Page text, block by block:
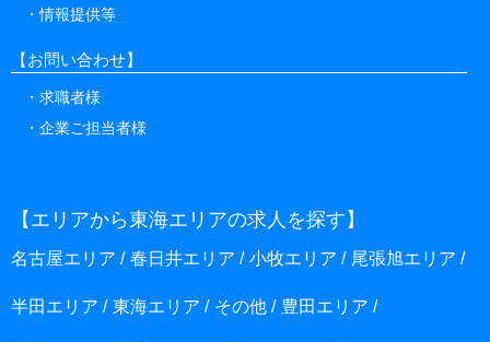
情報提供等
【お問い合わせ】
求職者様
企業ご担当者様
【エリアから東海エリアの求人を探す】
名古屋エリア 春日井エリア 小牧エリア 尾張旭エリア
半田エリア 東海エリア その他 豊田エリア